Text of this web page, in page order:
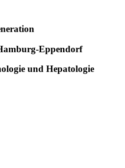
Eppendorf
und Hepatologie